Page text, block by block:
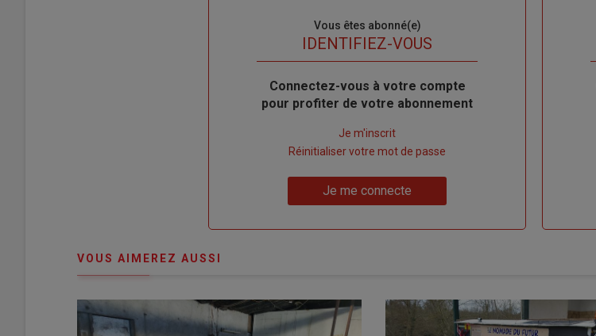
Vous êtes abonné(e)
IDENTIFIEZ-VOUS
Body
Connectez-vous à votre compte
pour profiter de votre abonnement
compte"
Je m'inscrit
Réinitialiser votre mot de passe
Je me connecte
VOUS AIMEREZ AUSSI